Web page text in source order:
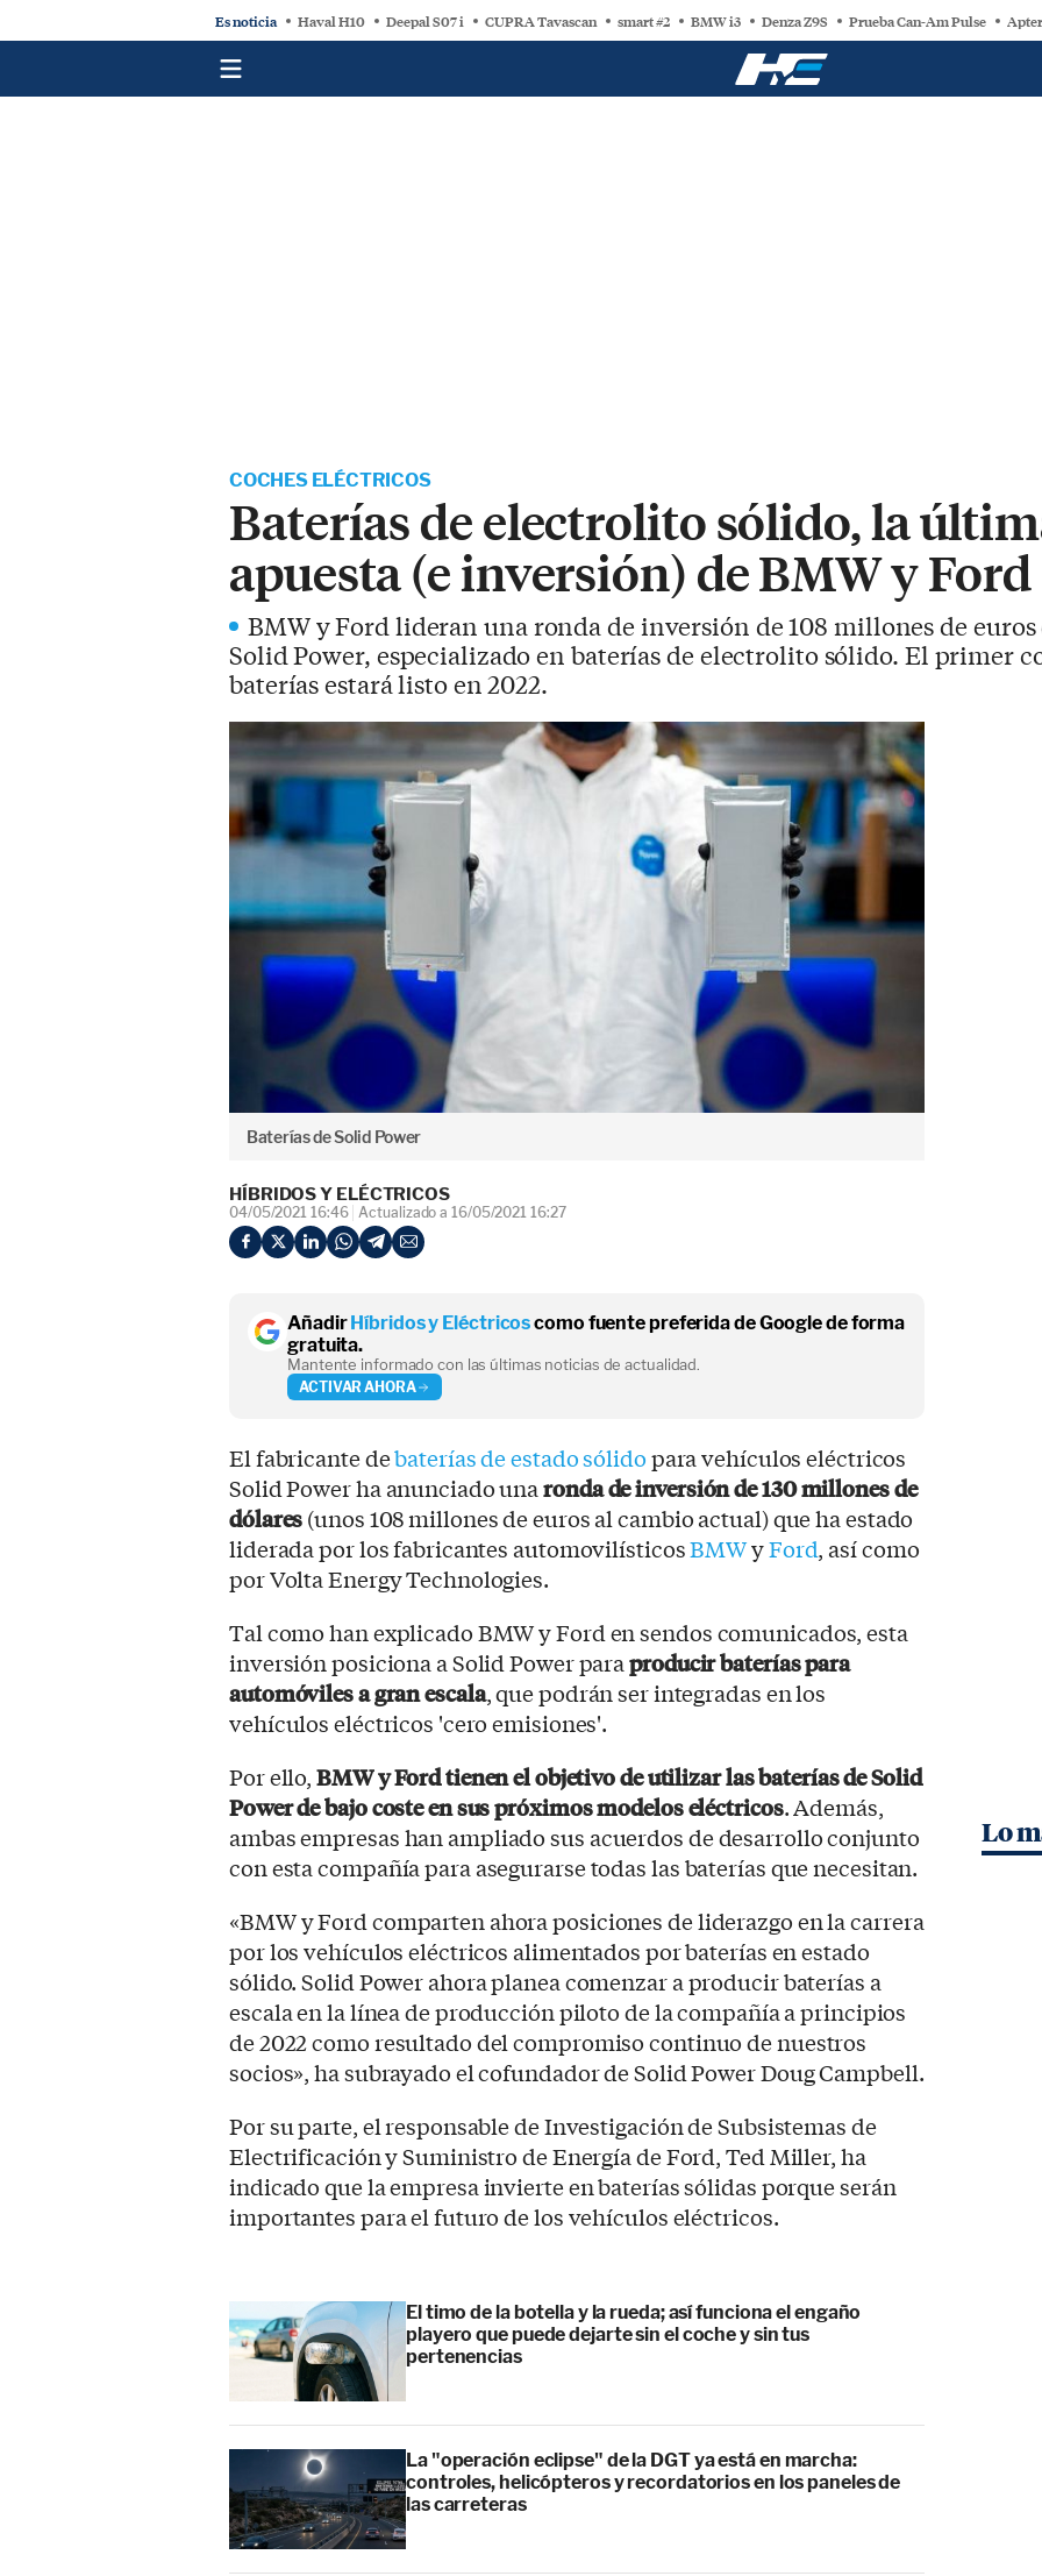
Es noticia Haval H10 Deepal S07 i CUPRA Tavascan smart #2 BMW i3 Denza Z9S Prueba Can-Am Pulse
COCHES ELÉCTRICOS
Baterías de electrolito sólido, la
apuesta (e inversión) de BMW y Ford
BMW y Ford lideran una ronda de inversión de 108 millones de
Solid Power, especializado en baterías de electrolito sólido. El primer
baterías estará listo en 2022.
Baterías de Solid Power
HÍBRIDOS Y ELÉCTRICOS
04/05/2021 16:46 Actualizado a 16/05/2021 16:27
AñadirHíbridos y Eléctricoscomo fuente preferida de Google de forma
gratuita.
Mantente informado con las últimas noticias de actualidad.
ACTIVAR AHORA
El fabricante debaterías de estado sólidopara vehículos eléctricos
Solid Power ha anunciado unaronda de inversión de 130 millones de
dólares(unos 108 millones de euros al cambio actual) que ha estado
liderada por los fabricantes automovilísticosBMWyFord, así como
por Volta Energy Technologies.
Tal como han explicado BMW y Ford en sendos comunicados, esta
inversión posiciona a Solid Power paraproducir baterías para
automóviles a gran escala, que podrán ser integradas en los
vehículos eléctricos 'cero emisiones'.
Por ello,BMW y Ford tienen el objetivo de utilizar las baterías de Solid
Power de bajo coste en sus próximos modelos eléctricos. Además,
ambas empresas han ampliado sus acuerdos de desarrollo conjunto
con esta compañía para asegurarse todas las baterías que necesitan.
«BMW y Ford comparten ahora posiciones de liderazgo en la carrera
por los vehículos eléctricos alimentados por baterías en estado
sólido. Solid Power ahora planea comenzar a producir baterías a
escala en la línea de producción piloto de la compañía a principios
de 2022 como resultado del compromiso continuo de nuestros
socios», ha subrayado el cofundador de Solid Power Doug Campbell.
Por su parte, el responsable de Investigación de Subsistemas de
Electrificación y Suministro de Energía de Ford, Ted Miller, ha
indicado que la empresa invierte en baterías sólidas porque serán
importantes para el futuro de los vehículos eléctricos.
El timo de la botella y la rueda; así funciona el engaño
playero que puede dejarte sin el coche y sin tus
pertenencias
La "operación eclipse" de la DGT ya está en marcha:
controles, helicópteros y recordatorios en los paneles de
las carreteras
Lo